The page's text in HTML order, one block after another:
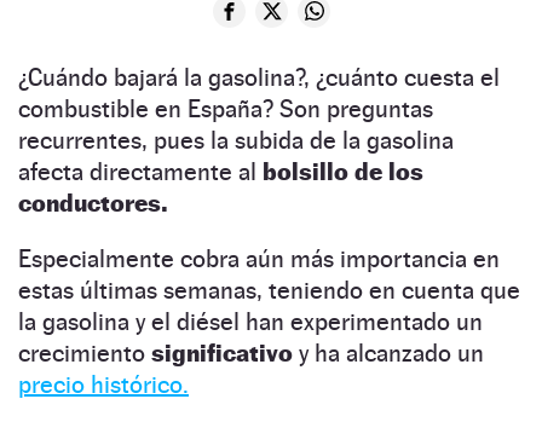
¿Cuándo bajará la gasolina?, ¿cuánto cuesta el
combustible en España? Son preguntas
recurrentes, pues la subida de la gasolina
afecta directamente al bolsillo de los
conductores.
Especialmente cobra aún más importancia en
estas últimas semanas, teniendo en cuenta que
la gasolina y el diésel han experimentado un
crecimiento significativo y ha alcanzado un
precio histórico.